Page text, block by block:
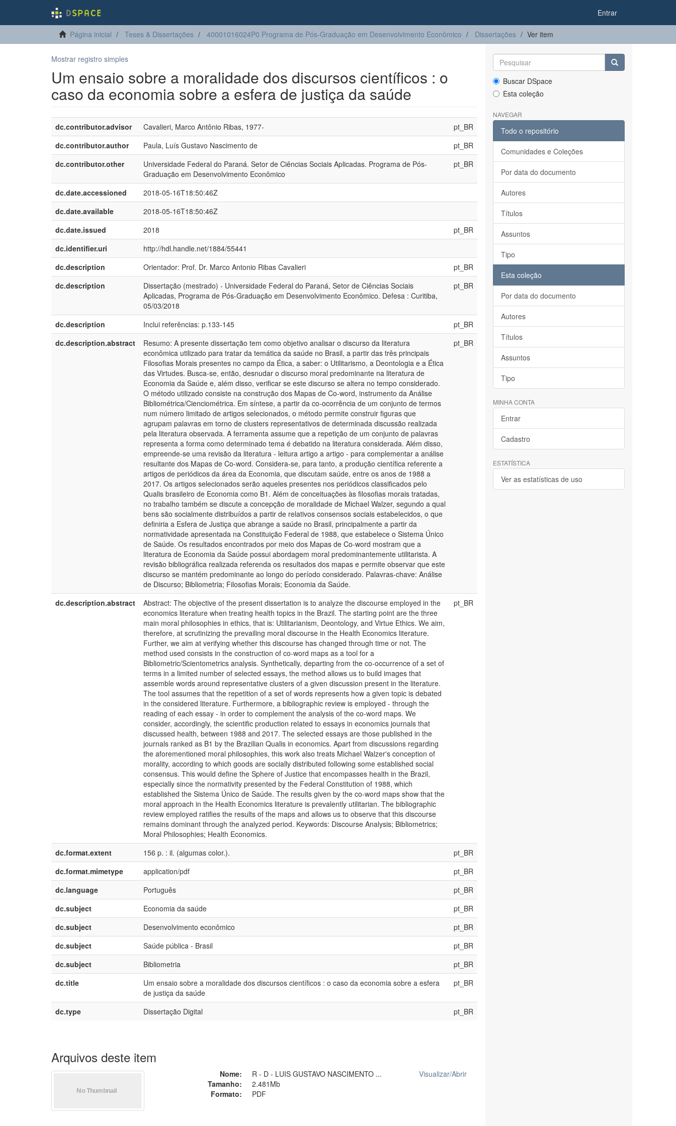
Entrar
Página inicial Teses & Dissertações 40001016024P0 Programa de Pós-Graduação em Desenvolvimento Econômico Dissertações Ver item
Mostrar registro simples
Um ensaio sobre a moralidade dos discursos científicos : o
caso da economia sobre a esfera de justiça da saúde
dc.contributor.advisor Cavalieri, Marco Antônio Ribas, 1977-
pt_BR
dc.contributor.author
Paula, Luís Gustavo Nascimento de
pt_BR
dc.contributor.other
Universidade Federal do Paraná. Setor de Ciências Sociais Aplicadas. Programa de Pós-
Graduação em Desenvolvimento Econômico
pt_BR
dc.date.accessioned
2018-05-16T18:50:46Z
dc.date.available
2018-05-16T18:50:46Z
dc.date.issued
2018
pt_BR
dc.identifier.uri
http://hdl.handle.net/1884/55441
dc.description
Orientador: Prof. Dr. Marco Antonio Ribas Cavalieri
pt_BR
dc.description
Dissertação (mestrado) - Universidade Federal do Paraná, Setor de Ciências Sociais
Aplicadas, Programa de Pós-Graduação em Desenvolvimento Econômico. Defesa : Curitiba,
05/03/2018
pt_BR
dc.description Inclui referências: p.133-145
pt_BR
dc.description.abstract
Resumo: A presente dissertação tem como objetivo analisar o discurso da literatura
econômica utilizado para tratar da temática da saúde no Brasil, a partir das três principais
Filosofias Morais presentes no campo da Ética, a saber: o Utilitarismo, a Deontologia e a Ética
das Virtudes. Busca-se, então, desnudar o discurso moral predominante na literatura de
Economia da Saúde e, além disso, verificar se este discurso se altera no tempo considerado.
O método utilizado consiste na construção dos Mapas de Co-word, instrumento da Análise
Bibliométrica/Cienciométrica. Em síntese, a partir da co-ocorrência de um conjunto de termos
num número limitado de artigos selecionados, o método permite construir figuras que
agrupam palavras em torno de clusters representativos de determinada discussão realizada
pela literatura observada. A ferramenta assume que a repetição de um conjunto de palavras
representa a forma como determinado tema é debatido na literatura considerada. Além disso,
empreende-se uma revisão da literatura - leitura artigo a artigo - para complementar a análise
resultante dos Mapas de Co-word. Considera-se, para tanto, a produção científica referente a
artigos de periódicos da área da Economia, que discutam saúde, entre os anos de 1988 a
2017. Os artigos selecionados serão aqueles presentes nos periódicos classificados pelo
Qualis brasileiro de Economia como B1. Além de conceituações às filosofias morais tratadas,
no trabalho também se discute a concepção de moralidade de Michael Walzer, segundo a qual
bens são socialmente distribuídos a partir de relativos consensos sociais estabelecidos, o que
definiria a Esfera de Justiça que abrange a saúde no Brasil, principalmente a partir da
normatividade apresentada na Constituição Federal de 1988, que estabelece o Sistema Único
de Saúde. Os resultados encontrados por meio dos Mapas de Co-word mostram que a
literatura de Economia da Saúde possui abordagem moral predominantemente utilitarista. A
revisão bibliográfica realizada referenda os resultados dos mapas e permite observar que este
discurso se mantém predominante ao longo do período considerado. Palavras-chave: Análise
de Discurso; Bibliometria; Filosofias Morais; Economia da Saúde.
pt_BR
dc.description.abstract
Abstract: The objective of the present dissertation is to analyze the discourse employed in the
economics literature when treating health topics in the Brazil. The starting point are the three
main moral philosophies in ethics, that is: Utilitarianism, Deontology, and Virtue Ethics. We aim,
therefore, at scrutinizing the prevailing moral discourse in the Health Economics literature.
Further, we aim at verifying whether this discourse has changed through time or not. The
method used consists in the construction of co-word maps as a tool for a
Bibliometric/Scientometrics analysis. Synthetically, departing from the co-occurrence of a set of
terms in a limited number of selected essays, the method allows us to build images that
assemble words around representative clusters of a given discussion present in the literature.
The tool assumes that the repetition of a set of words represents how a given topic is debated
in the considered literature. Furthermore, a bibliographic review is employed - through the
reading of each essay - in order to complement the analysis of the co-word maps. We
consider, accordingly, the scientific production related to essays in economics journals that
discussed health, between 1988 and 2017. The selected essays are those published in the
journals ranked as B1 by the Brazilian Qualis in economics. Apart from discussions regarding
the aforementioned moral philosophies, this work also treats Michael Walzer's conception of
morality, according to which goods are socially distributed following some established social
consensus. This would define the Sphere of Justice that encompasses health in the Brazil,
especially since the normativity presented by the Federal Constitution of 1988, which
established the Sistema Único de Saúde. The results given by the co-word maps show that the
moral approach in the Health Economics literature is prevalently utilitarian. The bibliographic
review employed ratifies the results of the maps and allows us to observe that this discourse
remains dominant through the analyzed period. Keywords: Discourse Analysis; Bibliometrics;
Moral Philosophies; Health Economics.
pt_BR
dc.format.extent 156 p. : il. (algumas color.).
pt_BR
dc.format.mimetype
application/pdf
pt_BR
dc.language
Português
pt_BR
dc.subject
Economia da saúde
pt_BR
dc.subject
Desenvolvimento econômico
pt_BR
dc.subject
Saúde pública - Brasil
pt_BR
dc.subject
Bibliometria
pt_BR
dc.title
Um ensaio sobre a moralidade dos discursos científicos : o caso da economia sobre a esfera
de justiça da saúde
pt_BR
dc.type Dissertação Digital pt_BR
Arquivos deste item
Nome:
R - D - LUIS GUSTAVO NASCIMENTO ...
Tamanho:
2.481Mb
Formato:
PDF
Visualizar/Abrir
Buscar DSpace
Esta coleção
NAVEGAR
Todo o repositório
Comunidades e Coleções
Por data do documento
Autores
Títulos
Assuntos
Tipo
Esta coleção
Por data do documento
Autores
Títulos
Assuntos
Tipo
MINHA CONTA
Entrar
Cadastro
ESTATÍSTICA
Ver as estatísticas de uso